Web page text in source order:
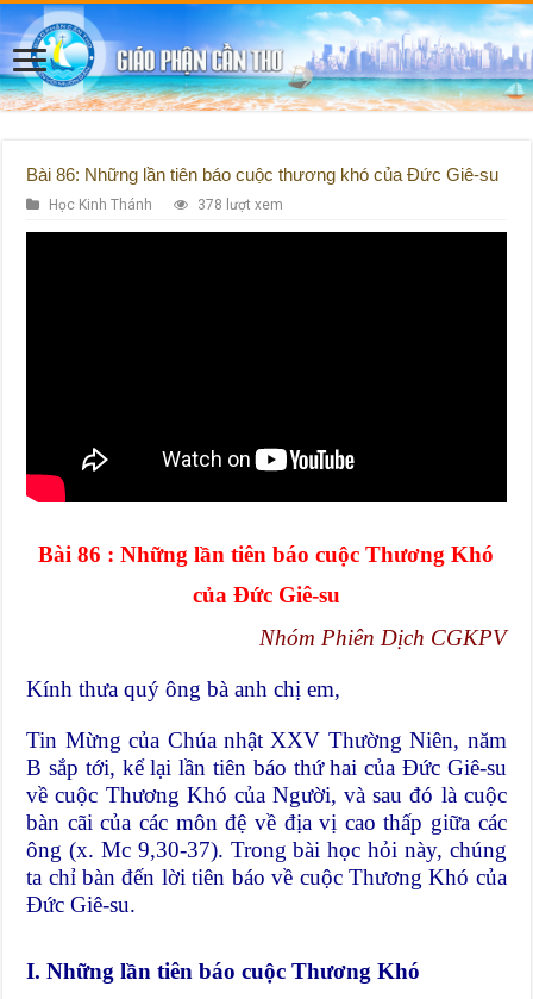
Bài 86: Những lần tiên báo cuộc thương khó của Đức Giê-su
Học Kinh Thánh 378 lượt xem
Bài 86 : Những lần tiên báo cuộc Thương Khó
của Đức Giê-su
Nhóm Phiên Dịch CGKPV
Kính thưa quý ông bà anh chị em,
Tin Mừng của Chúa nhật XXV Thường Niên, năm
B sắp tới, kể lại lần tiên báo thứ hai của Đức Giê-su
về cuộc Thương Khó của Người, và sau đó là cuộc
bàn cãi của các môn đệ về địa vị cao thấp giữa các
ông (x. Mc 9,30-37). Trong bài học hỏi này, chúng
ta chỉ bàn đến lời tiên báo về cuộc Thương Khó của
Đức Giê-su.
I. Những lần tiên báo cuộc Thương Khó